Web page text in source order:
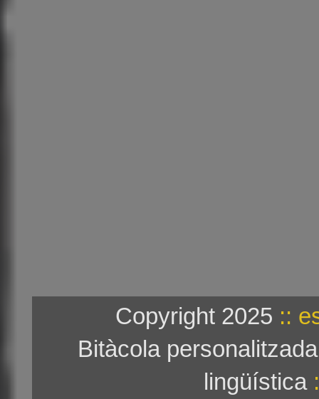
Copyright 2025 ::
Bitàcola
lingüística